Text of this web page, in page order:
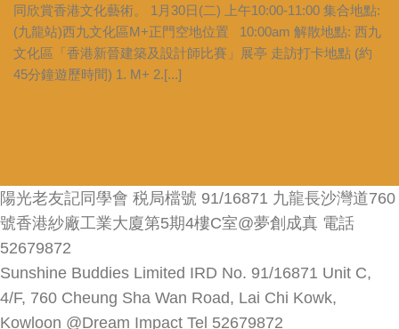
同欣賞香港文化藝術。 1月30日(二) 上午10:00-11:00 集合地點:
(九龍站)西九文化區M+正門空地位置 10:00am 解散地點: 西九
文化區「香港新晉建築及設計師比賽」展亭 走訪打卡地點 (約
45分鐘遊歷時間) 1. M+ 2.[...]
陽光老友記同學會 税局檔號 91/16871 九龍長沙灣道760
號香港紗廠工業大廈第5期4樓C室@夢創成真 電話
52679872
Sunshine Buddies Limited IRD No. 91/16871 Unit C,
4/F, 760 Cheung Sha Wan Road, Lai Chi Kowk,
Kowloon @Dream Impact Tel 52679872